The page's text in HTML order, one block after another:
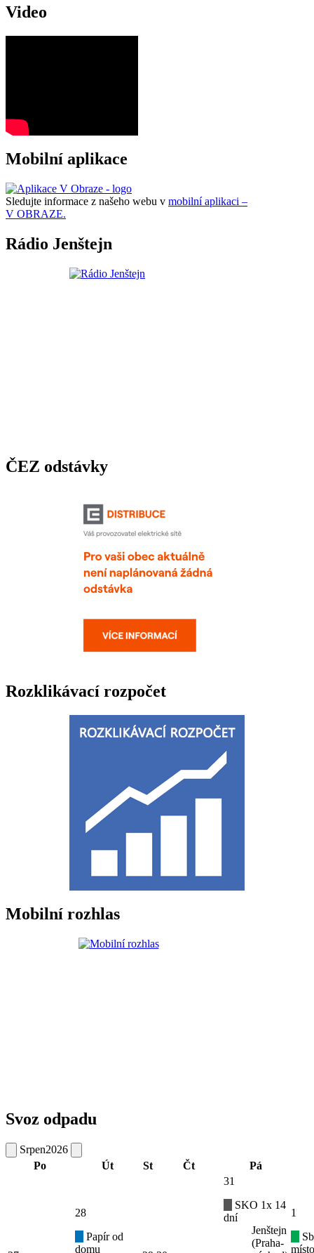
Video
Mobilní aplikace
Sledujte informace z našeho webu v mobilní aplikaci –
V OBRAZE.
Rádio Jenštejn
ČEZ odstávky
Rozklikávací rozpočet
Mobilní rozhlas
Svoz odpadu
Srpen2026
Po
Út St Čt Pá
28
Papír od
domu
31
SKO 1x 14
dní
Jenštejn
(Praha-
1